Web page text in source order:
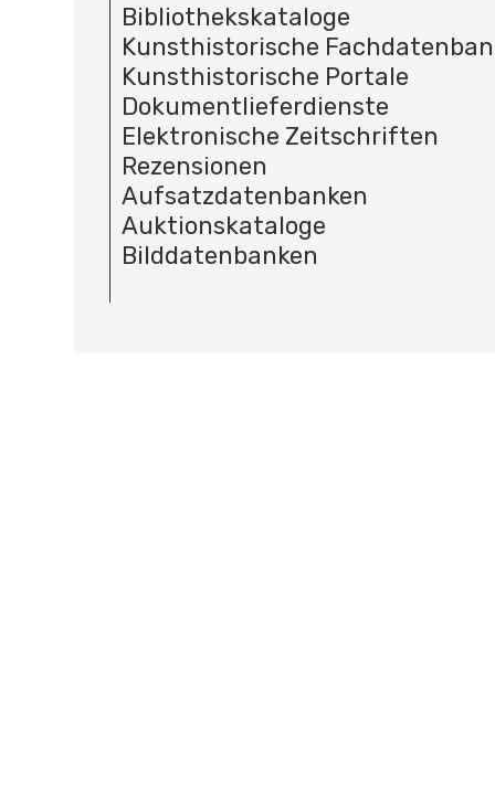
Bibliothekskataloge
Kunsthistorische
Kunsthistorische Portale
Dokumentlieferdienste
Elektronische Zeitschriften
Rezensionen
Aufsatzdatenbanken
Auktionskataloge
Bilddatenbanken